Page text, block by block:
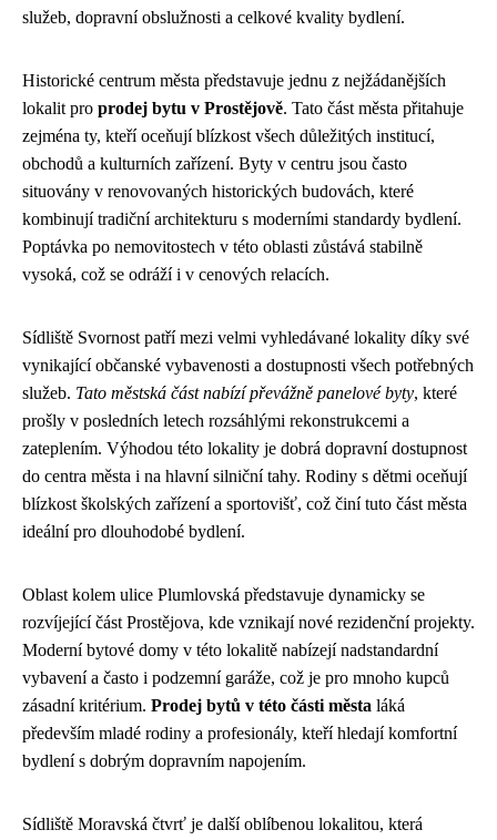
služeb, dopravní obslužnosti a celkové kvality bydlení.
Historické centrum města představuje jednu z nejžádanějších
lokalit pro prodej bytu v Prostějově. Tato část města přitahuje
zejména ty, kteří oceňují blízkost všech důležitých institucí,
obchodů a kulturních zařízení. Byty v centru jsou často
situovány v renovovaných historických budovách, které
kombinují tradiční architekturu s moderními standardy bydlení.
Poptávka po nemovitostech v této oblasti zůstává stabilně
vysoká, což se odráží i v cenových relacích.
Sídliště Svornost patří mezi velmi vyhledávané lokality díky své
vynikající občanské vybavenosti a dostupnosti všech potřebných
služeb. Tato městská část nabízí převážně panelové byty, které
prošly v posledních letech rozsáhlými rekonstrukcemi a
zateplením. Výhodou této lokality je dobrá dopravní dostupnost
do centra města i na hlavní silniční tahy. Rodiny s dětmi oceňují
blízkost školských zařízení a sportovišť, což činí tuto část města
ideální pro dlouhodobé bydlení.
Oblast kolem ulice Plumlovská představuje dynamicky se
rozvíjející část Prostějova, kde vznikají nové rezidenční projekty.
Moderní bytové domy v této lokalitě nabízejí nadstandardní
vybavení a často i podzemní garáže, což je pro mnoho kupců
zásadní kritérium. Prodej bytů v této části města láká
především mladé rodiny a profesionály, kteří hledají komfortní
bydlení s dobrým dopravním napojením.
Sídliště Moravská čtvrť je další oblíbenou lokalitou, která